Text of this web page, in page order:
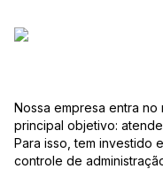
Nossa empresa entra
principal objetivo:
Para isso, tem investido
controle de